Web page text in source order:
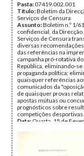
Pasta:07419.002.001
Título:Boletim da
Serviços de Censura
Assunto:Boletim n.º 1/
confidencial, da Direcção
Serviços de Censura
diversas
das referências na
campanha pró-rotativa
República, eliminando-se
propaganda política;
quaisquer referências
comunicados da
de quaisquer provas
apostas mútuas ou
prognósticos sobre
competições desportivas.
Data: Quarta, 15 de
Tipo Documental: